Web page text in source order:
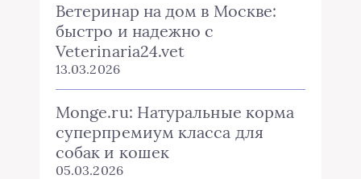
Ветеринар на дом в Москве:
быстро и надежно с
Veterinaria24.vet
13.03.2026
Monge.ru: Натуральные корма
суперпремиум класса для
собак и кошек
05.03.2026